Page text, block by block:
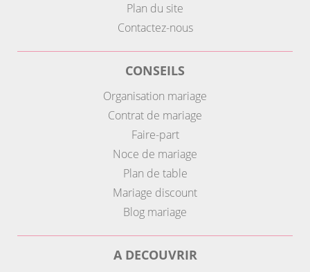
Plan du site
Contactez-nous
CONSEILS
Organisation mariage
Contrat de mariage
Faire-part
Noce de mariage
Plan de table
Mariage discount
Blog mariage
A DECOUVRIR